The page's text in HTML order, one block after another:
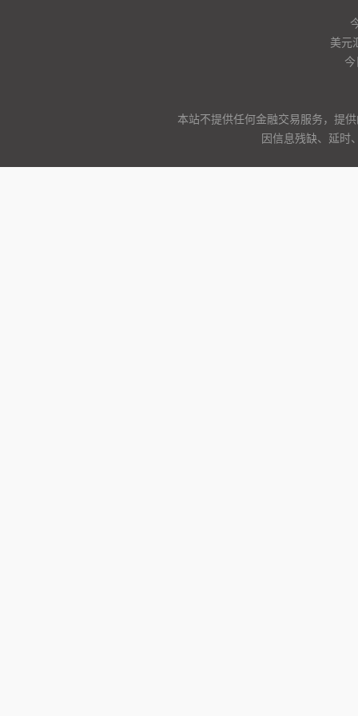
美元
本站不提供任何金融交易服务，提
因信息残缺、延时